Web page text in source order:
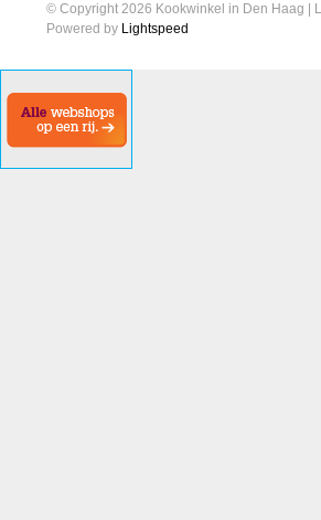
© Copyright 2026 Kookwinkel in Den Haag |
Powered by Lightspeed